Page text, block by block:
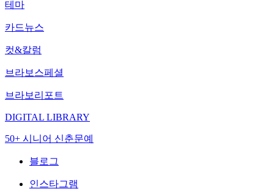
테마
카드뉴스
컷&칼럼
브라보스페셜
브라보리포트
DIGITAL LIBRARY
50+ 시니어 신춘문예
블로그
인스타그램